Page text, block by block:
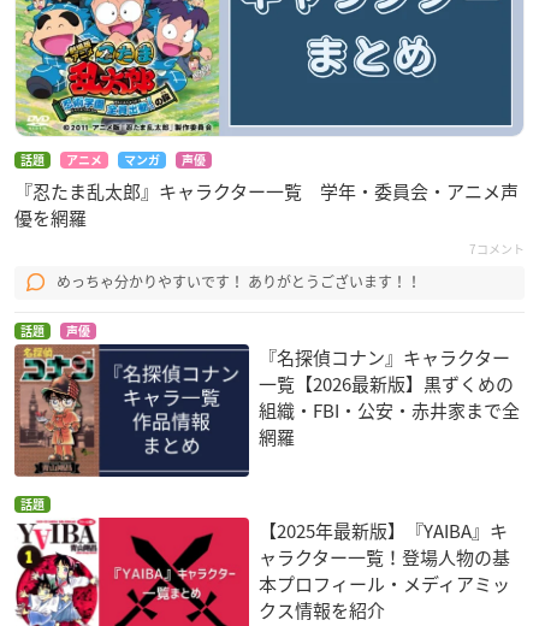
話題 アニメ マンガ 声優
『忍たま乱太郎』キャラクター一覧 学年・委員会・アニメ声
優を網羅
7コメント
めっちゃ分かりやすいです！ ありがとうございます！！
話題 声優
『名探偵コナン』キャラクター
一覧【2026最新版】黒ずくめの
組織・FBI・公安・赤井家まで全
網羅
話題
【2025年最新版】『YAIBA』キ
ャラクター一覧！登場人物の基
本プロフィール・メディアミッ
クス情報を紹介